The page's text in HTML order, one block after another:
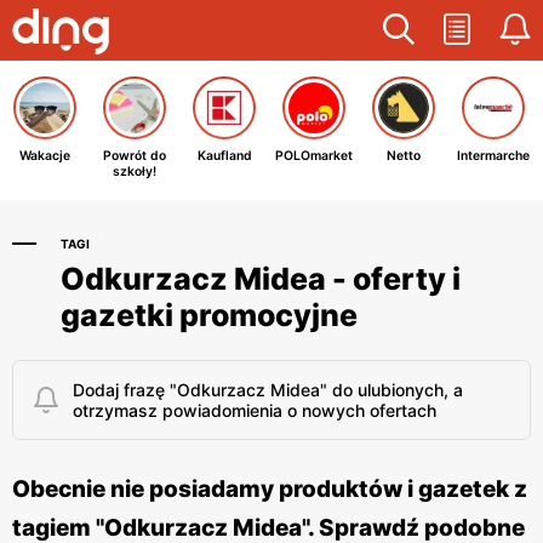
Wakacje
Powrót do
szkoły!
Kaufland POLOmarket Netto Intermarche
TAGI
Odkurzacz Midea - oferty i
gazetki promocyjne
Dodaj frazę "Odkurzacz Midea" do ulubionych, a
otrzymasz powiadomienia o nowych ofertach
Obecnie nie posiadamy produktów i gazetek z
tagiem "Odkurzacz Midea". Sprawdź podobne